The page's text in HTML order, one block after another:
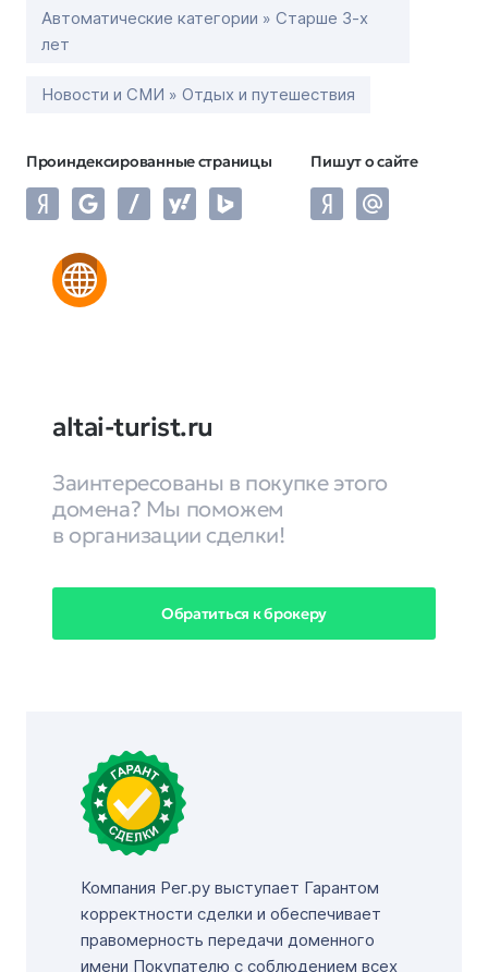
Автоматические категории » Старше 3-х
лет
Новости и СМИ » Отдых и путешествия
Проиндексированные страницы Пишут о сайте
altai-turist.ru
Заинтересованы в покупке этого
домена? Мы поможем
в организации сделки!
Обратиться к брокеру
Компания Рег.ру выступает Гарантом
корректности сделки и обеспечивает
правомерность передачи доменного
имени Покупателю с соблюдением всех